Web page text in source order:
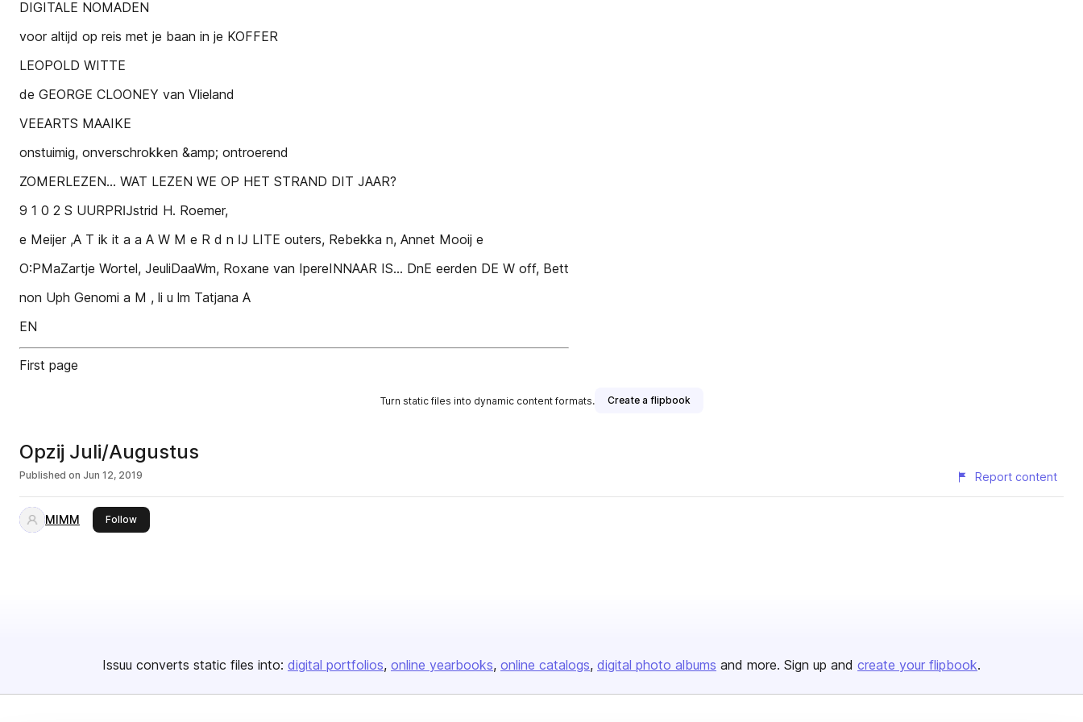
DIGITALE NOMADEN
voor altijd op reis met je baan in je KOFFER
LEOPOLD WITTE
de GEORGE CLOONEY van Vlieland
VEEARTS MAAIKE
onstuimig, onverschrokken &amp; ontroerend
ZOMERLEZEN... WAT LEZEN WE OP HET STRAND DIT JAAR?
9 1 0 2 S UURPRĲstrid H. Roemer,
e Meijer ,A T ik it a a A W M e R d n Ĳ LITE outers, Rebekka n, Annet Mooij e
O:PMaZartje Wortel, JeuliDaaWm, Roxane van IpereINNAAR IS... DnE eerden DE W off, Bett
non Uph Genomi a M , li u lm Tatjana A
EN
First page
Turn static files into dynamic content formats. Create a flipbook
Opzij Juli/Augustus
Published on Jun 12, 2019 Report content
MIMM Followthis publisher
Issuu converts static files into: digital portfolios online yearbooks online catalogs digital photo albums and more. Sign up and create your flipbook.